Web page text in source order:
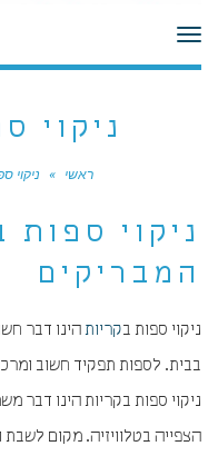
תפריט
ניקוי
ראשי » ניקוי
ניקוי
המבריקים
ניקוי ספות בקריותהינו דבר
בבית. לספות תפקיד חשוב
ניקוי ספות בקריות הינו דבר
הצפייה בטלוויזיה. מקום לשבת